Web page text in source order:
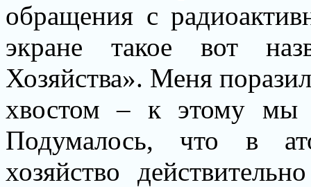
обращения с
экране такое вот
Хозяйства». Меня
хвостом – к этому мы
Подумалось, что в
хозяйство